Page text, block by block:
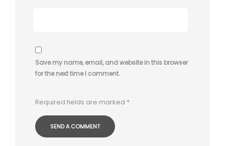
Save my name, email, and website in this browser
for the next time I comment.
Required fields are marked *